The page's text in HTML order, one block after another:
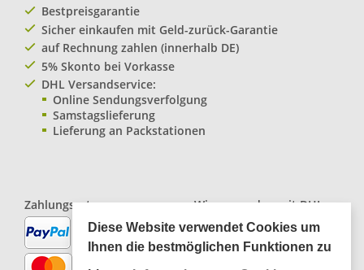
Bestpreisgarantie
Sicher einkaufen mit Geld-zurück-Garantie
auf Rechnung zahlen (innerhalb DE)
5% Skonto bei Vorkasse
DHL Versandservice:
Online Sendungsverfolgung
Samstagslieferung
Lieferung an Packstationen
Zahlungsarten: Wir versenden mitDHL
Paketservice
Diese Website verwendet Cookies um
Ihnen die bestmöglichen Funktionen zu